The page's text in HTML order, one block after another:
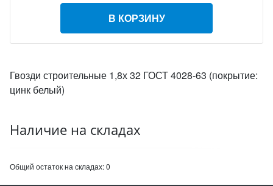
В КОРЗИНУ
Гвозди строительные 1,8х 32 ГОСТ 4028-63 (покрытие:
цинк белый)
Наличие на складах
Общий остаток на складах:0